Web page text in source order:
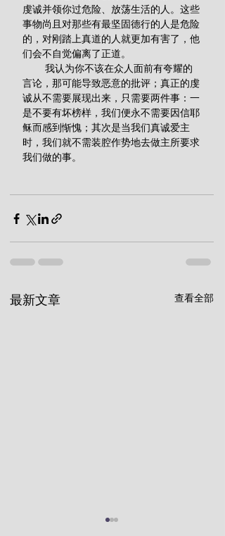
虔诚并领你过危险、放荡生活的人。这些
事物尚且对那些有最坚固德行的人是危险
的，对刚踏上真道的人就更加有害了，他
们会不自觉偏离了正道。
言论，那可能导致恶意的批评；真正的虔
诚从不需要展现出来，只需要两件事：一
是不要有坏榜样，我们便永不需要因信耶
稣而感到惭愧；其次是当我们真诚爱主
时，我们就不需装腔作势地去做主所要求
我们做的事。
最新文章 查看全部